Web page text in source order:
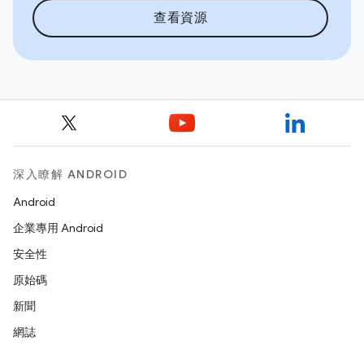
查看資源
深入瞭解 ANDROID
Android
企業專用 Android
安全性
原始碼
新聞
網誌